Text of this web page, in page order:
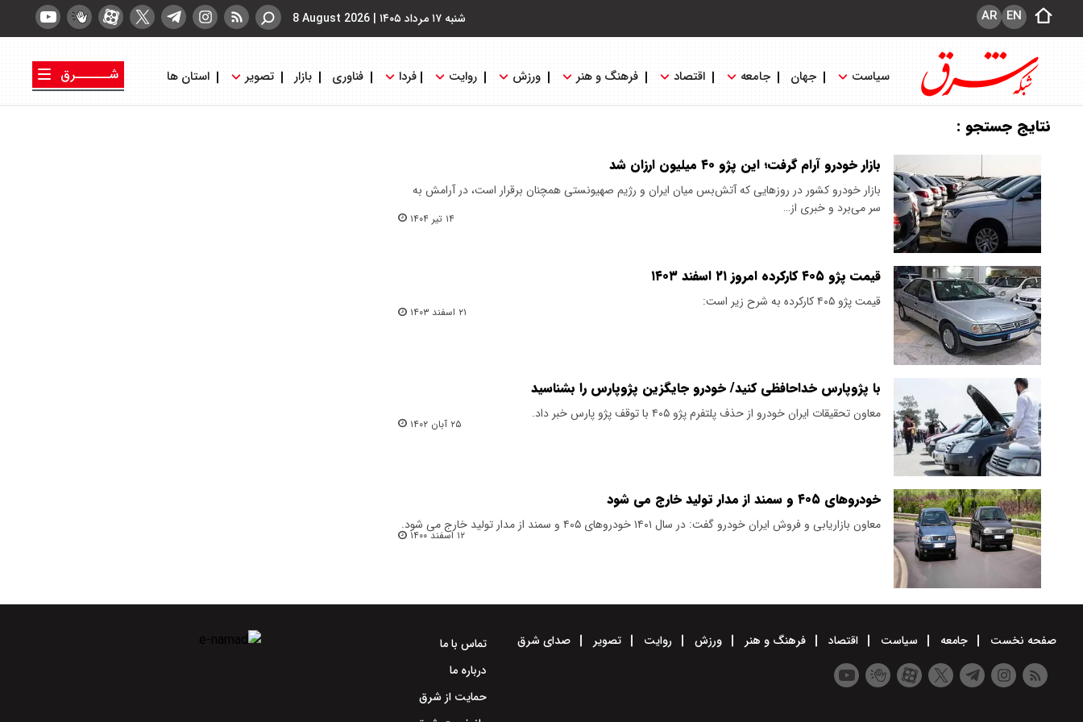
شنبه ۱۷ مرداد ۱۴۰۵ |
8 August 2026 EN
AR
سیاست جهان جامعه اقتصاد فرهنگ و هنر ورزش روایت فردا فناوری بازار تصویر استان ها
شــــــرق
نتایج جستجو :
بازار خودرو آرام گرفت؛ این پژو ۴۰ میلیون ارزان شد
​​بازار خودرو کشور در روزهایی که آتش‌بس میان ایران و رژیم صهیونستی همچنان برقرار است، در آرامش به
سر می‌برد و خبری از…
۱۴ تیر ۱۴۰۴
قیمت پژو ۴۰۵ کارکرده امروز ۲۱ اسفند ۱۴۰۳
قیمت پژو ۴۰۵ کارکرده به شرح زیر است:
۲۱ اسفند ۱۴۰۳
با پژوپارس خداحافظی کنید/ خودرو جایگزین پژوپارس را بشناسید
معاون تحقیقات ایران خودرو از حذف پلتفرم پژو ۴۰۵ با توقف پژو پارس خبر داد.
۲۵ آبان ۱۴۰۲
خودروهای ۴۰۵ و سمند از مدار تولید خارج می شود
معاون بازاریابی و فروش ایران خودرو گفت: در سال ۱۴۰۱ خودروهای ۴۰۵ و سمند از مدار تولید خارج می شود.
۱۲ اسفند ۱۴۰۰
صفحه نخست جامعه سیاست اقتصاد فرهنگ و هنر ورزش روایت تصویر صدای شرق
تماس با ما
درباره ما
حمایت از شرق